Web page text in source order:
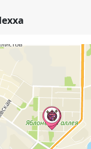
для детей и
территории
игр
игры,
время на свежем
зале ДК
«Чайка».